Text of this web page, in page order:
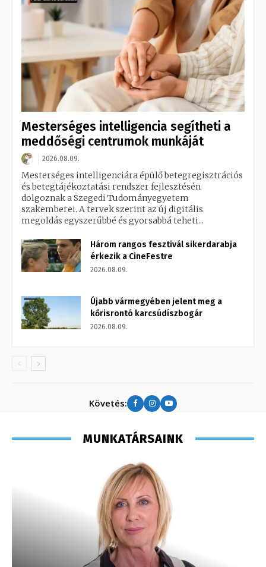
Mesterséges intelligencia segítheti a
meddőségi centrumok munkáját
2026.08.09.
Mesterséges intelligenciára épülő betegregisztrációs
és betegtájékoztatási rendszer fejlesztésén
dolgoznak a Szegedi Tudományegyetem
szakemberei. A tervek szerint az új digitális
megoldás egyszerűbbé és gyorsabbá teheti...
Három rangos fesztivál sikerdarabja
érkezik a CineFestre
2026.08.09.
Újabb vármegyében jelent meg a
kőrisrontó karcsúdíszbogár
2026.08.09.
Követés:
MUNKATÁRSAINK